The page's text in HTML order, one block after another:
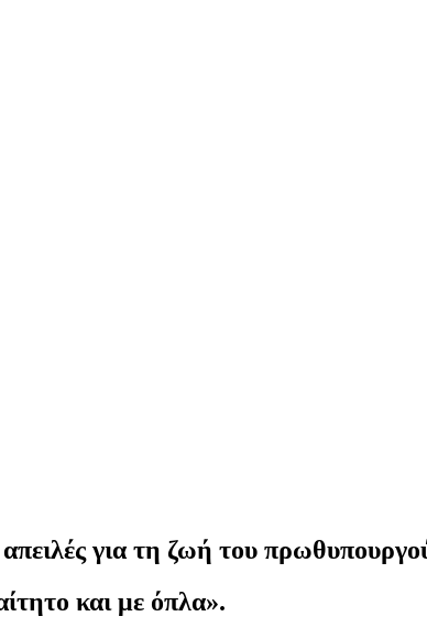
για τη ζωή του
και με όπλα».